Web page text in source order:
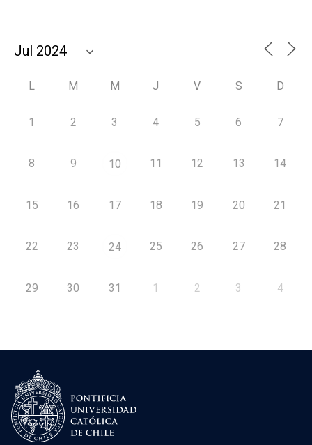
L M M J V S D
1 2 3 4 5 6 7
8 9 10 11 12 13 14
15 16 17 18 19 20 21
22 23 24 25 26 27 28
29 30 31 1 2 3 4